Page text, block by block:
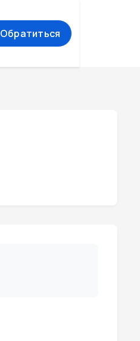
Обратиться